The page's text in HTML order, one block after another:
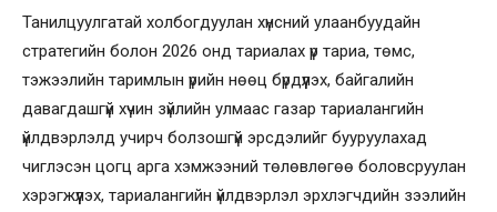
Танилцуулгатай холбогдуулан хүнсний улаанбуудайн
стратегийн болон 2026 онд тариалах үр тариа, төмс,
тэжээлийн таримлын үрийн нөөц бүрдүүлэх, байгалийн
давагдашгүй хүчин зүйлийн улмаас газар тариалангийн
үйлдвэрлэлд учирч болзошгүй эрсдэлийг бууруулахад
чиглэсэн цогц арга хэмжээний төлөвлөгөө боловсруулан
хэрэгжүүлэх, тариалангийн үйлдвэрлэл эрхлэгчдийн зээлийн